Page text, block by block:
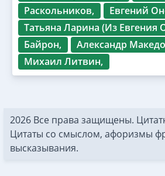
Раскольников,
Евгений
Татьяна Ларина (Из Евгения
Байрон,
Александр
Михаил Литвин,
2026 Все права защищены.
Цитаты со смыслом, афоризмы
высказывания.